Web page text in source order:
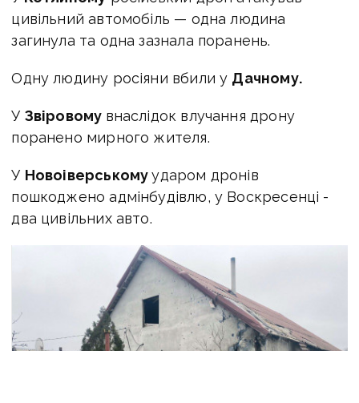
цивільний автомобіль — одна людина
загинула та одна зазнала поранень.
Одну людину росіяни вбили у Дачному.
У Звіровому внаслідок влучання дрону
поранено мирного жителя.
У Новоіверськомуударом дронів
пошкоджено адмінбудівлю, у Воскресенці -
два цивільних авто.